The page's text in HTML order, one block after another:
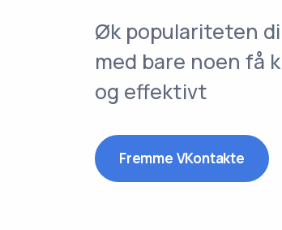
Øk populariteten
med bare noen få
og effektivt
Fremme VKontakte